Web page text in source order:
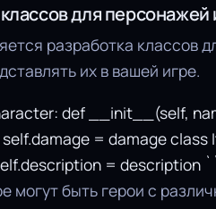
для
разработка классов
их в вашей игре.
def __init__(self,
= damage
= description
могут быть герои с